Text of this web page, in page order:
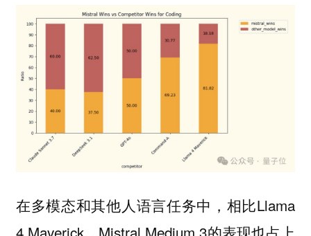
在多模态和其他人语言任务中，相比Llama